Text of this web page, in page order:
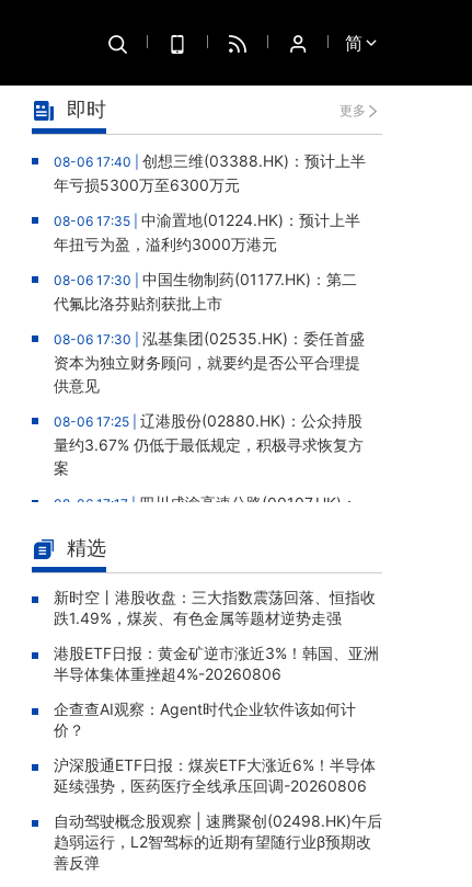
简
即时 更多
08-06 17:40 | 创想三维(03388.HK)：预计上半
年亏损5300万至6300万元
08-06 17:35 | 中渝置地(01224.HK)：预计上半
年扭亏为盈，溢利约3000万港元
08-06 17:30 | 中国生物制药(01177.HK)：第二
代氟比洛芬贴剂获批上市
08-06 17:30 | 泓基集团(02535.HK)：委任首盛
资本为独立财务顾问，就要约是否公平合理提
供意见
08-06 17:25 | 辽港股份(02880.HK)：公众持股
量约3.67% 仍低于最低规定，积极寻求恢复方
案
08-06 17:17 | 四川成渝高速公路(00107.HK)：
08-06 17:03 |
品获国家药监局药品生产注册批件，深化输液
治疗与眼科产品矩阵
08-06 16:48 | 绿联科技：获证监会境外发行上市
备案通知书，拟发行不超8420万股H股
08-06 16:32 |拿森科技(02261.HK)暗盘涨60.2
7%，报16.7港元
08-06 16:30 |港股ETF日报：黄金矿逆市涨近
3%！韩国、亚洲半导体集体重挫超4%-20260
806
精选
新时空丨港股收盘：三大指数震荡回落、恒指收
跌1.49%，煤炭、有色金属等题材逆势走强
港股ETF日报：黄金矿逆市涨近3%！韩国、亚洲
半导体集体重挫超4%-20260806
企查查AI观察：Agent时代企业软件该如何计
价？
沪深股通ETF日报：煤炭ETF大涨近6%！半导体
延续强势，医药医疗全线承压回调-20260806
自动驾驶概念股观察 | 速腾聚创(02498.HK)午后
趋弱运行，L2智驾标的近期有望随行业β预期改
善反弹